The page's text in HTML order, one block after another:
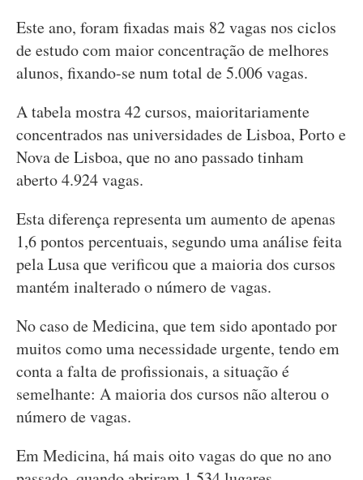
Este ano, foram fixadas mais 82 vagas nos ciclos
de estudo com maior concentração de melhores
alunos, fixando-se num total de 5.006 vagas.
A tabela mostra 42 cursos, maioritariamente
concentrados nas universidades de Lisboa, Porto e
Nova de Lisboa, que no ano passado tinham
aberto 4.924 vagas.
Esta diferença representa um aumento de apenas
1,6 pontos percentuais, segundo uma análise feita
pela Lusa que verificou que a maioria dos cursos
mantém inalterado o número de vagas.
No caso de Medicina, que tem sido apontado por
muitos como uma necessidade urgente, tendo em
conta a falta de profissionais, a situação é
semelhante: A maioria dos cursos não alterou o
número de vagas.
Em Medicina, há mais oito vagas do que no ano